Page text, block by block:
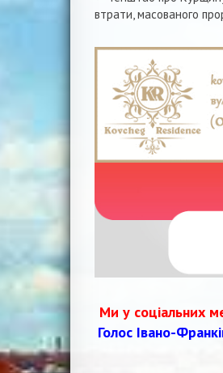
записів
втрати, масованого
Ми у соціальних
Голос Івано-